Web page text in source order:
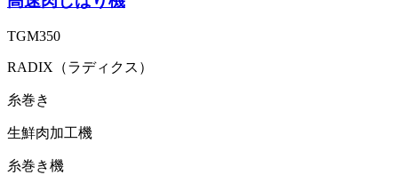
TGM350
RADIX（ラディクス）
糸巻き
生鮮肉加工機
糸巻き機